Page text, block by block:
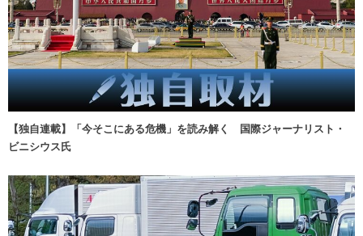
【独自連載】「今そこにある危機」を読み解く 国際ジャーナリスト・
ビニシウス氏